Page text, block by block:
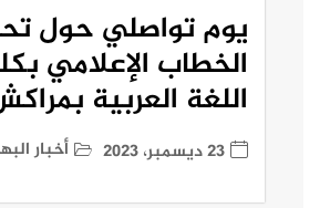
يوم تواصلي حول
الخطاب الإعلامي
اللغة العربية
23 ديسمبر، 2023 أخبار